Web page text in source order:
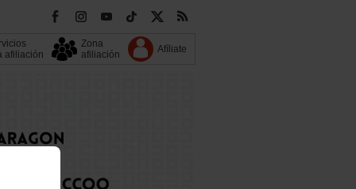
afiliación
Zona
afiliación
Afíliate